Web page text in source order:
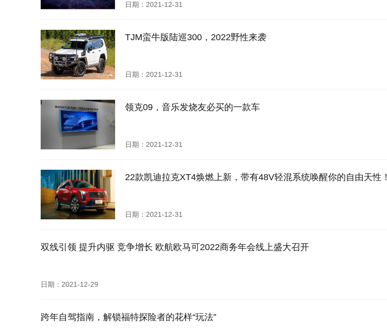
日期：2021-12-31
TJM蛮牛版陆巡300，2022野性来袭
日期：2021-12-31
领克09，音乐发烧友必买的一款车
日期：2021-12-31
22款凯迪拉克XT4焕燃上新，带有48V轻混系统唤醒你的自由天性！
日期：2021-12-31
双线引领 提升内驱 竞争增长 欧航欧马可2022商务年会线上盛大召开
日期：2021-12-29
跨年自驾指南，解锁福特探险者的花样“玩法”